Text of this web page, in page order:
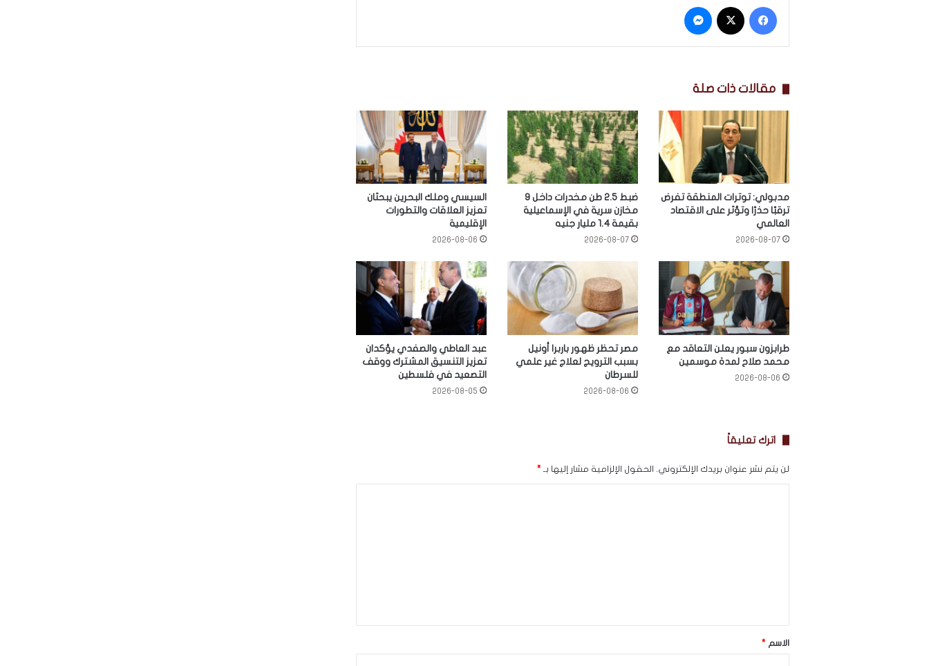
فيسبوك
مقالات ذات صلة
مدبولي: توترات المنطقة تفرض
ترقبًا حذرًا وتؤثر على الاقتصاد
العالمي
2026-08-07
ضبط 2.5 طن مخدرات داخل 9
مخازن سرية في الإسماعيلية
بقيمة 1.4 مليار جنيه
2026-08-07
السيسي وملك البحرين يبحثان
تعزيز العلاقات والتطورات
الإقليمية
2026-08-06
طرابزون سبور يعلن التعاقد مع
محمد صلاح لمدة موسمين
2026-08-06
مصر تحظر ظهور باربرا أونيل
بسبب الترويج لعلاج غير علمي
للسرطان
2026-08-06
عبد العاطي والصفدي يؤكدان
تعزيز التنسيق المشترك ووقف
التصعيد في فلسطين
2026-08-05
اترك تعليقاً
لن يتم نشر عنوان بريدك الإلكتروني. الحقول الإلزامية مشار إليها بـ *
*
الاسم *